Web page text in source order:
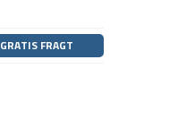
GRATIS FRAGT